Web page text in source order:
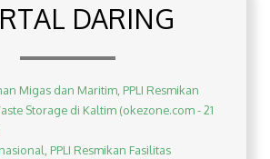
DARING
Migas dan Maritim, PPLI Resmikan
Storage di Kaltim (okezone.com - 21
PPLI Resmikan Fasilitas